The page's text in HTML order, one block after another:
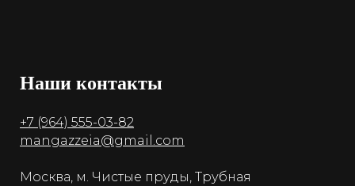
Наши контакты
+7 (964) 555-03-82
mangazzeia@gmail.com
Москва, м. Чистые пруды, Трубная